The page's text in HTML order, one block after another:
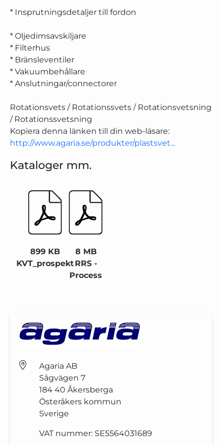
* Insprutningsdetaljer till fordon
* Oljedimsavskiljare
* Filterhus
* Bränsleventiler
* Vakuumbehållare
* Anslutningar/connectorer
Rotationsvets / Rotationssvets / Rotationsvetsning
/ Rotationssvetsning
Kopiera denna länken till din web-läsare:
http://www.agaria.se/produkter/plastsvet...
Kataloger mm.
899 KB
KVT_prospekt
8 MB
RRS -
Process
Agaria AB
Sågvägen 7
184 40 Åkersberga
Österåkers kommun
Sverige
VAT nummer: SE5564031689